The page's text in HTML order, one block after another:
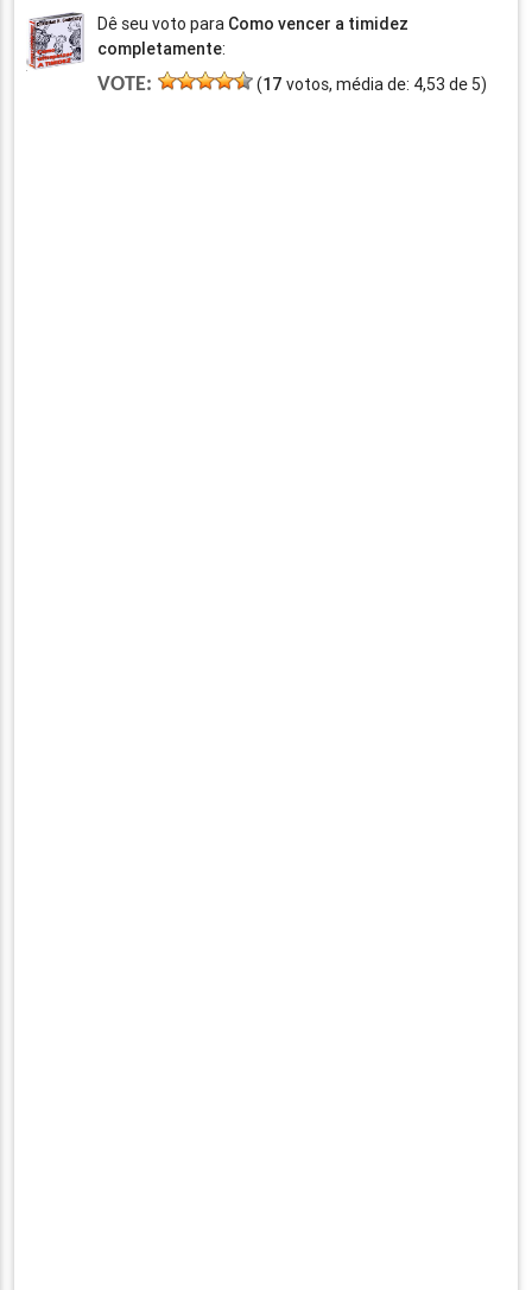
Dê seu voto para Como vencer a timidez
completamente:
VOTE: (17 votos, média de: 4,53 de 5)